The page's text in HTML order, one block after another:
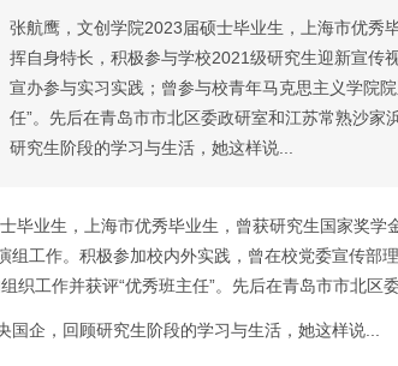
张航鹰，文创学院2023届硕士毕业生，上海市优秀
挥自身特长，积极参与学校2021级研究生迎新宣传
宣办参与实习实践；曾参与校青年马克思主义学院
任”。先后在青岛市市北区委政研室和江苏常熟沙
研究生阶段的学习与生活，她这样说...
毕业生，上海市优秀毕业生，曾获研究生国家奖学
组工作。积极参加校内外实践，曾在校党委宣传部
织工作并获评“优秀班主任”。先后在青岛市市北区
国企，回顾研究生阶段的学习与生活，她这样说...